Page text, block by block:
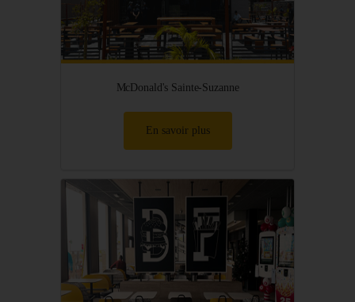
McDonald's Sainte-Suzanne
En savoir plus